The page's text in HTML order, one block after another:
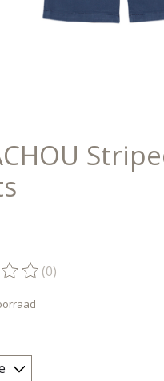
van dit product is
(0)